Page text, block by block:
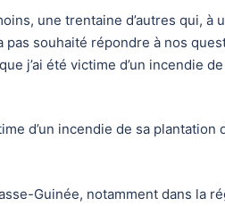
une trentaine d’autres qui,
souhaité répondre à nos
j’ai été victime d’un incendie
d’un incendie de sa
Guinée, notamment dans la